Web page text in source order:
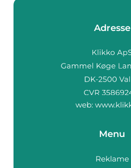
Adresse
web:
Menu
Reklame